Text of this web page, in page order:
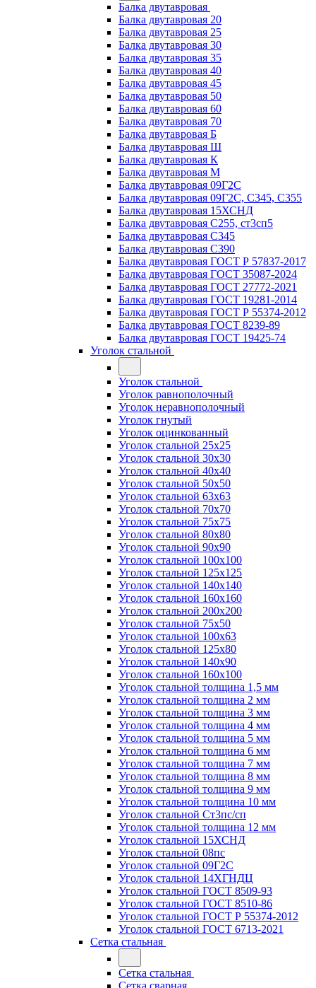
Балка двутавровая
Балка двутавровая 20
Балка двутавровая 25
Балка двутавровая 30
Балка двутавровая 35
Балка двутавровая 40
Балка двутавровая 45
Балка двутавровая 50
Балка двутавровая 60
Балка двутавровая 70
Балка двутавровая Б
Балка двутавровая Ш
Балка двутавровая К
Балка двутавровая М
Балка двутавровая 09Г2С
Балка двутавровая 09Г2С, С345, С355
Балка двутавровая 15ХСНД
Балка двутавровая С255, ст3сп5
Балка двутавровая С345
Балка двутавровая С390
Балка двутавровая ГОСТ Р 57837-2017
Балка двутавровая ГОСТ 35087-2024
Балка двутавровая ГОСТ 27772-2021
Балка двутавровая ГОСТ 19281-2014
Балка двутавровая ГОСТ Р 55374-2012
Балка двутавровая ГОСТ 8239-89
Балка двутавровая ГОСТ 19425-74
Уголок стальной
Уголок стальной
Уголок равнополочный
Уголок неравнополочный
Уголок гнутый
Уголок оцинкованный
Уголок стальной 25х25
Уголок стальной 30х30
Уголок стальной 40х40
Уголок стальной 50х50
Уголок стальной 63х63
Уголок стальной 70х70
Уголок стальной 75х75
Уголок стальной 80х80
Уголок стальной 90х90
Уголок стальной 100х100
Уголок стальной 125х125
Уголок стальной 140х140
Уголок стальной 160х160
Уголок стальной 200х200
Уголок стальной 75х50
Уголок стальной 100х63
Уголок стальной 125х80
Уголок стальной 140х90
Уголок стальной 160х100
Уголок стальной толщина 1,5 мм
Уголок стальной толщина 2 мм
Уголок стальной толщина 3 мм
Уголок стальной толщина 4 мм
Уголок стальной толщина 5 мм
Уголок стальной толщина 6 мм
Уголок стальной толщина 7 мм
Уголок стальной толщина 8 мм
Уголок стальной толщина 9 мм
Уголок стальной толщина 10 мм
Уголок стальной Ст3пс/сп
Уголок стальной толщина 12 мм
Уголок стальной 15ХСНД
Уголок стальной 08пс
Уголок стальной 09Г2С
Уголок стальной 14ХГНДЦ
Уголок стальной ГОСТ 8509-93
Уголок стальной ГОСТ 8510-86
Уголок стальной ГОСТ Р 55374-2012
Уголок стальной ГОСТ 6713-2021
Сетка стальная
Сетка стальная
Сетка сварная